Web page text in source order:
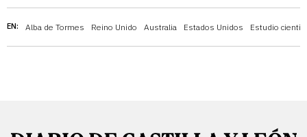
EN: Alba de Tormes Reino Unido Australia Estados Unidos Estudio